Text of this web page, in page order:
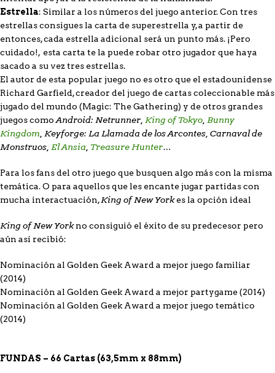
Estrella: Similar a los números del juego anterior. Con tres
estrellas consigues la carta de superestrella y, a partir de
entonces, cada estrella adicional será un punto más. ¡Pero
cuidado!, esta carta te la puede robar otro jugador que haya
sacado a su vez tres estrellas.
El autor de esta popular juego no es otro que el estadounidense
Richard Garfield, creador del juego de cartas coleccionable más
jugado del mundo (Magic: The Gathering) y de otros grandes
juegos como Android: Netrunner, King of Tokyo Bunny
Kingdom , Keyforge: La Llamada de los Arcontes, Carnaval de
Monstruos, El Ansia Treasure Hunter…
Para los fans del otro juego que busquen algo más con la misma
temática. O para aquellos que les encante jugar partidas con
mucha interactuación,King of New Yorkes la opción ideal
King of New Yorkno consiguió el éxito de su predecesor pero
aún así recibió:
Nominación al Golden Geek Award a mejor juego familiar
(2014)
Nominación al Golden Geek Award a mejor partygame (2014)
Nominación al Golden Geek Award a mejor juego temático
(2014)
FUNDAS – 66 Cartas (63,5mm x 88mm)